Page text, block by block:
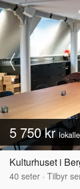
5 750 kr
Kulturhuset i
40seter · Tilbyr